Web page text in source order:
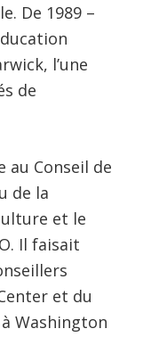
De 1989 –
l’une
de
au Conseil de
de la
et le
Il faisait
et du
Washington